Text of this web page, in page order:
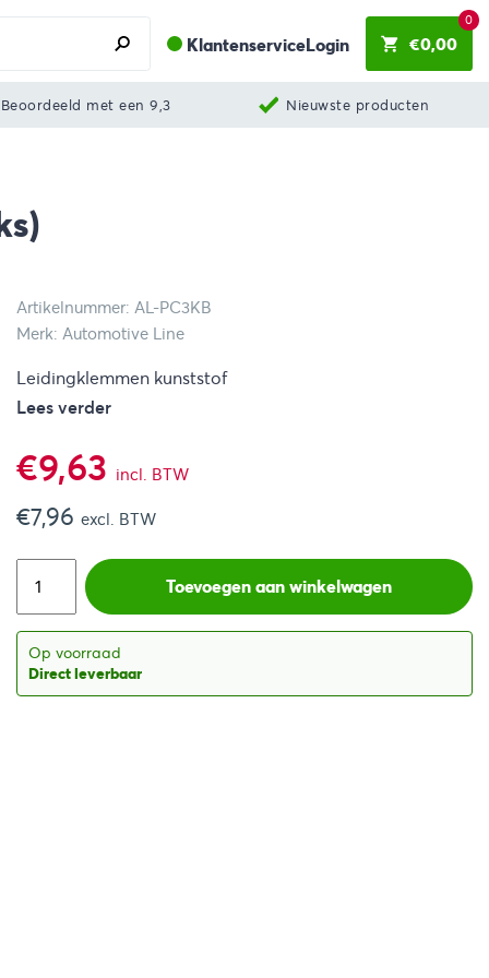
KlantenserviceLogin €0,00
0
Beoordeeld met een 9,3 Nieuwste producten
Artikelnummer: AL-PC3KB
Merk: Automotive Line
Leidingklemmen kunststof
Lees verder
€9,63 incl. BTW
€7,96 excl. BTW
Toevoegen aan winkelwagen
Op voorraad
Direct leverbaar